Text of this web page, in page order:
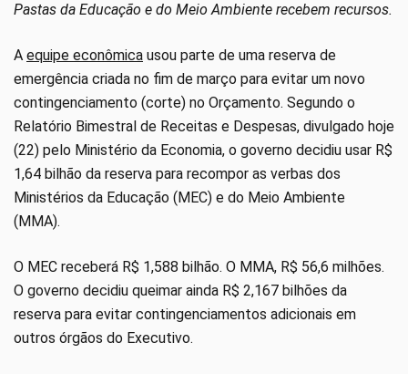
Pastas da Educação e do Meio Ambiente recebem recursos.
A equipe econômica usou parte de uma reserva de
emergência criada no fim de março para evitar um novo
contingenciamento (corte) no Orçamento. Segundo o
Relatório Bimestral de Receitas e Despesas, divulgado hoje
(22) pelo Ministério da Economia, o governo decidiu usar R$
1,64 bilhão da reserva para recompor as verbas dos
Ministérios da Educação (MEC) e do Meio Ambiente
(MMA).
O MEC receberá R$ 1,588 bilhão. O MMA, R$ 56,6 milhões.
O governo decidiu queimar ainda R$ 2,167 bilhões da
reserva para evitar contingenciamentos adicionais em
outros órgãos do Executivo.